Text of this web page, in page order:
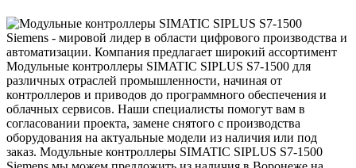
Siemens - мировой лидер в области цифрового производства и
автоматизации. Компания предлагает широкий ассортимент
Модульные контроллеры SIMATIC SIPLUS S7-1500 для
различных отраслей промышленности, начиная от
контроллеров и приводов до программного обеспечения и
облачных сервисов. Наши специалисты помогут вам в
согласовании проекта, замене снятого с производства
оборудования на актуальные модели из наличия или под
заказ. Модульные контроллеры SIMATIC SIPLUS S7-1500